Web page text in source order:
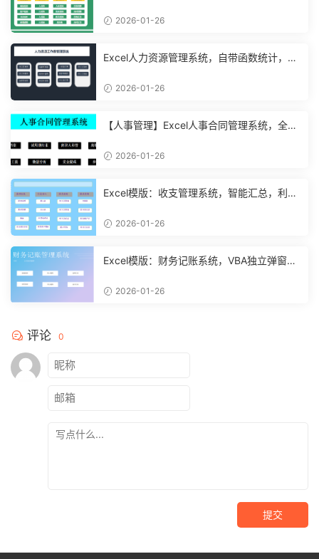
2026-01-26
Excel人力资源管理系统，自带函数统计，功
2026-01-26
【人事管理】Excel人事合同管理系统，全函
2026-01-26
Excel模版：收支管理系统，智能汇总，利润
2026-01-26
Excel模版：财务记账系统，VBA独立弹窗，
2026-01-26
评论 0
提交